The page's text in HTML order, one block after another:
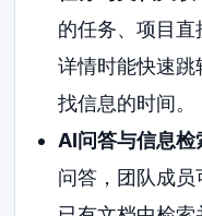
的任务、项目
详情时能快速跳
找信息的时间。
AI问答与信息检
问答，团队成